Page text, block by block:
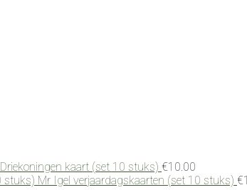
Driekoningen kaart (set 10 stuks) €10.00
Mr Igel verjaardagskaarten (set 10 stuks) €